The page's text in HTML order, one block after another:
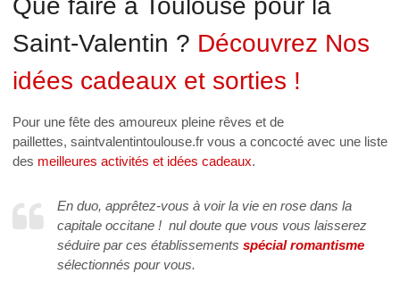
Que faire à Toulouse pour la
Saint-Valentin ? Découvrez Nos
idées cadeaux et sorties !
Pour une fête des amoureux pleine rêves et de
paillettes, saintvalentintoulouse.fr vous a concocté avec une liste
des meilleures activités et idées cadeaux.
En duo, apprêtez-vous à voir la vie en rose dans la
capitale occitane ! nul doute que vous vous laisserez
séduire par ces établissements spécial romantisme
sélectionnés pour vous.